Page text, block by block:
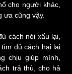
cho người khác,
ưa cũng vậy.
cách nói xấu lại,
đủ cách hại lại
chịu giúp mình,
trả thù, cho hả